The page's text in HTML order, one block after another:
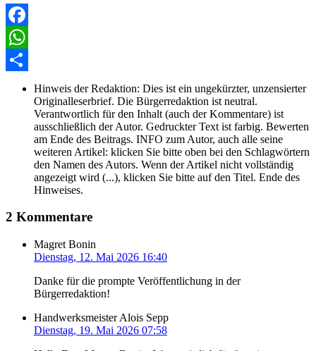
Facebook
WhatsApp
Hinweis der Redaktion: Dies ist ein ungekürzter, unzensierter
Originalleserbrief. Die Bürgerredaktion ist neutral.
Verantwortlich für den Inhalt (auch der Kommentare) ist
ausschließlich der Autor. Gedruckter Text ist farbig. Bewerten
am Ende des Beitrags. INFO zum Autor, auch alle seine
weiteren Artikel: klicken Sie bitte oben bei den Schlagwörtern
den Namen des Autors. Wenn der Artikel nicht vollständig
angezeigt wird (...), klicken Sie bitte auf den Titel. Ende des
Hinweises.
2 Kommentare
Magret Bonin
Dienstag, 12. Mai 2026 16:40
Danke für die prompte Veröffentlichung in der
Bürgerredaktion!
Handwerksmeister Alois Sepp
Dienstag, 19. Mai 2026 07:58